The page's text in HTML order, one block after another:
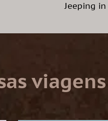
Jeeping